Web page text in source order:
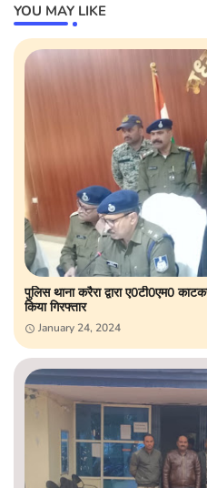
YOU MAY LIKE
पुलिस थाना करैरा द्वारा ए0टी0एम0
किया गिरफ्तार
January 24, 2024